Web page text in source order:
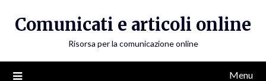
Comunicati e articoli online
Risorsa per la comunicazione online
Menu